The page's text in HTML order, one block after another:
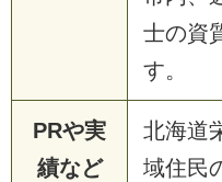
士の資
す。
PRや実
績など
北海道
域住民